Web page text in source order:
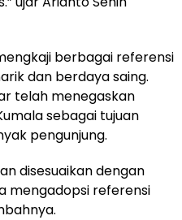
berbagai referensi
dan berdaya saing.
telah menegaskan
sebagai tujuan
pengunjung.
disesuaikan dengan
mengadopsi referensi